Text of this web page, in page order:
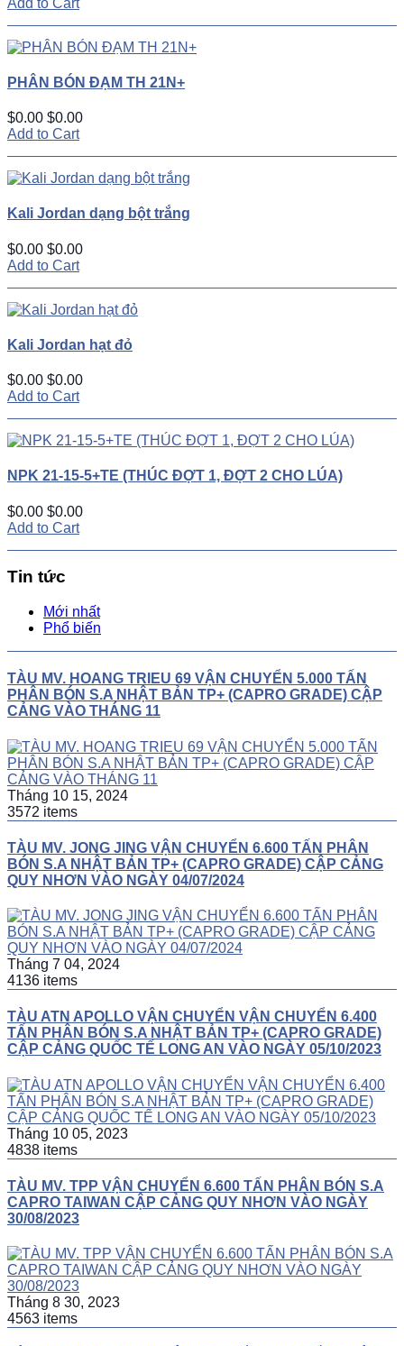
PHÂN BÓN ĐẠM TH 21N+
$0.00 $0.00
Add to Cart
Kali Jordan dạng bột trắng
$0.00 $0.00
Add to Cart
Kali Jordan hạt đỏ
$0.00 $0.00
Add to Cart
NPK 21-15-5+TE (THÚC ĐỢT 1, ĐỢT 2 CHO LÚA)
$0.00 $0.00
Add to Cart
Tin tức
Mới nhất
Phổ biến
TÀU MV. HOANG TRIEU 69 VẬN CHUYỂN 5.000 TẤN
PHÂN BÓN S.A NHẬT BẢN TP+ (CAPRO GRADE) CẬP
CẢNG VÀO THÁNG 11
Tháng 10 15, 2024
3572 items
TÀU MV. JONG JING VẬN CHUYỂN 6.600 TẤN PHÂN
BÓN S.A NHẬT BẢN TP+ (CAPRO GRADE) CẬP CẢNG
QUY NHƠN VÀO NGÀY 04/07/2024
Tháng 7 04, 2024
4136 items
TÀU ATN APOLLO VẬN CHUYỂN VẬN CHUYỂN 6.400
TẤN PHÂN BÓN S.A NHẬT BẢN TP+ (CAPRO GRADE)
CẬP CẢNG QUỐC TẾ LONG AN VÀO NGÀY 05/10/2023
Tháng 10 05, 2023
4838 items
TÀU MV. TPP VẬN CHUYỂN 6.600 TẤN PHÂN BÓN S.A
CAPRO TAIWAN CẬP CẢNG QUY NHƠN VÀO NGÀY
30/08/2023
Tháng 8 30, 2023
4563 items